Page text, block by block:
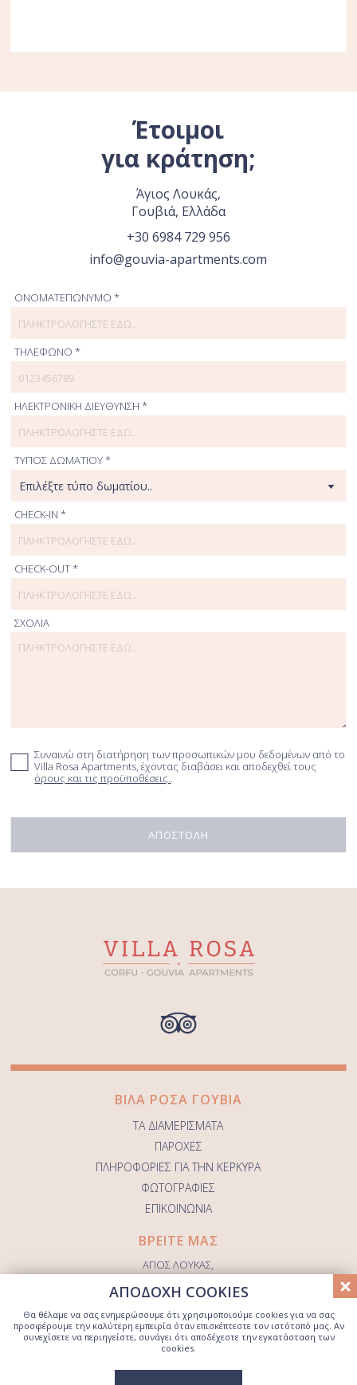
Έτοιμοι
για κράτηση;
Άγιος Λουκάς,
Γουβιά, Ελλάδα
+30 6984 729 956
info@gouvia-apartments.com
ΟΝΟΜΑΤΕΠΩΝΥΜΟ *
ΤΗΛΕΦΩΝΟ *
ΗΛΕΚΤΡΟΝΙΚΗ ΔΙΕΥΘΥΝΣΗ *
ΤΥΠΟΣ ΔΩΜΑΤΙΟΥ *
CHECK-IN *
CHECK-OUT *
ΣΧΟΛΙΑ
Συναινώ στη διατήρηση των προσωπικών μου δεδομένων από το
Villa Rosa Apartments, έχοντας διαβάσει και αποδεχθεί τους
όρους και τις προϋποθέσεις..
ΑΠΟΣΤΟΛΗ
ΒΙΛΑ ΡΟΣΑ ΓΟΥΒΙΑ
ΤΑ ΔΙΑΜΕΡΙΣΜΑΤΑ
ΠΑΡΟΧΕΣ
ΠΛΗΡΟΦΟΡΙΕΣ ΓΙΑ ΤΗΝ ΚΕΡΚΥΡΑ
ΦΩΤΟΓΡΑΦΙΕΣ
ΕΠΙΚΟΙΝΩΝΙΑ
ΒΡΕΙΤΕ ΜΑΣ
ΑΓΙΟΣ ΛΟΥΚΑΣ,
ΓΟΥΒΙΑ, ΕΛΛΑΔΑ
+30 6984 729 956
INFO@GOUVIA-APARTMENTS.COM
ΑΠΟΔΟΧΗ COOKIES
Θα θέλαμε να σας ενημερώσουμε ότι χρησιμοποιούμε cookies για να σας
προσφέρουμε την καλύτερη εμπειρία όταν επισκέπτεστε τον ιστότοπό μας. Αν
συνεχίσετε να περιηγείστε, συνάγει ότι αποδέχεστε την εγκατάσταση των
cookies.